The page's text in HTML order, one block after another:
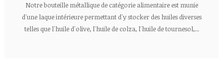
Notre bouteille métallique de catégorie alimentaire est munie
d'une laque intérieure permettant d'y stocker des huiles diverses
telles que l'huile d'olive, l'huile de colza, l'huile de tournesol,...